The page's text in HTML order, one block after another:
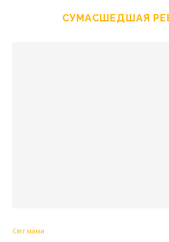
СУМАСШЕДШАЯ
Світ мами